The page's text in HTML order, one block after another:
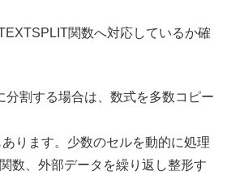
関数へ対応しているか確
分割する場合は、数式を多数コピー
ります。少数のセルを動的に処理
数、外部データを繰り返し整形す